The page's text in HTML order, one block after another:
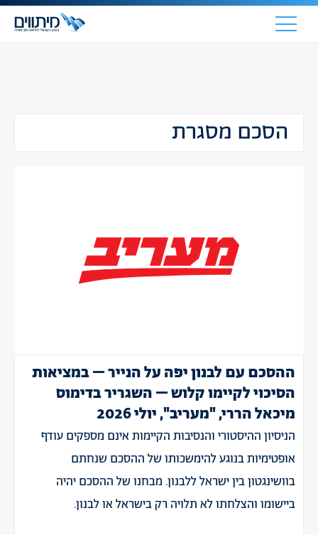
הסכם מסגרת
ההסכם עם לבנון יפה על הנייר – במציאות
הסיכוי לקיימו קלוש – השגריר בדימוס
מיכאל הררי, "מעריב", יולי 2026
הניסיון ההיסטורי והנסיבות הקיימות אינם מספקים עודף
אופטימיות בנוגע להימשכותו של ההסכם שנחתם
בוושינגטון בין ישראל ללבנון. מבחנו של ההסכם יהיה
ביישומו והצלחתו לא תלויה רק בישראל או לבנון.